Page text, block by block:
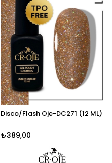
Disco/Flash Oje-DC271 (12 ML)
₺389,00